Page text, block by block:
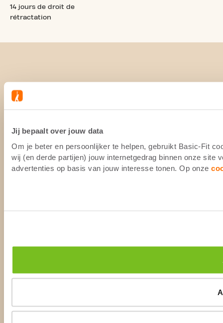
Jij bepaalt over jouw data
Om je beter en persoonlijker te helpen, gebruikt Basic-Fit
wij (en derde partijen) jouw internetgedrag binnen onze site
advertenties op basis van jouw interesse tonen. Op onze
14 jours de droit de
rétractation